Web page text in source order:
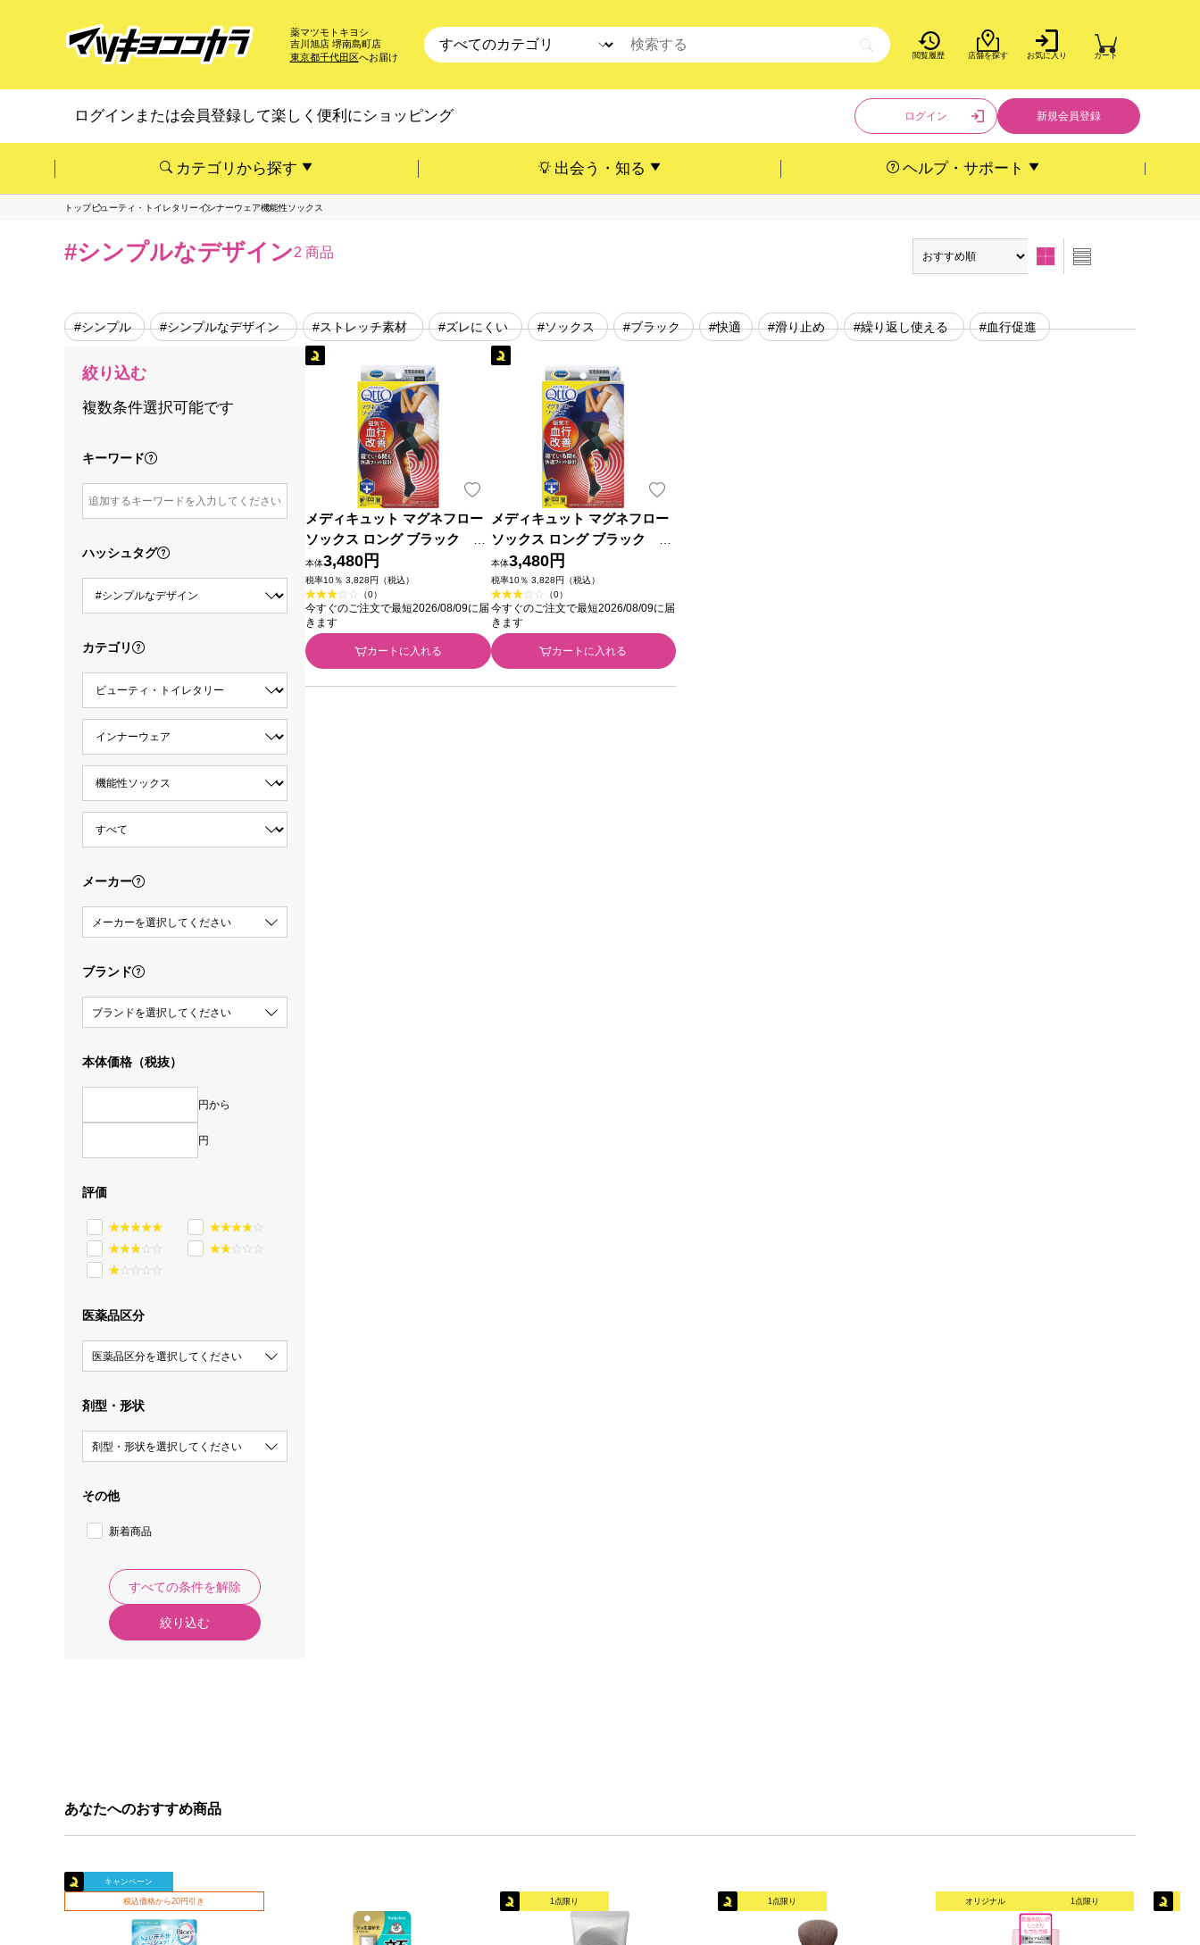
薬マツモトキヨシ
吉川旭店 堺南島町店
東京都千代田区へお届け 閲覧履歴 店舗を探す お気に入り カート
ログインまたは会員登録して楽しく便利にショッピング ログイン 新規会員登録
カテゴリから探す 出会う・知る ヘルプ・サポート
トップビューティ・トイレタリーインナーウェア機能性ソックス
#シンプルなデザイン2 商品
#シンプル #シンプルなデザイン #ストレッチ素材 #ズレにくい #ソックス #ブラック #快適 #滑り止め #繰り返し使える #血行促進
絞り込む
複数条件選択可能です
キーワード
ハッシュタグ
カテゴリ
メーカー
メーカーを選択してください
ブランド
ブランドを選択してください
本体価格（税抜）
円から
円
評価
医薬品区分
医薬品区分を選択してください
剤型・形状
剤型・形状を選択してください
その他
新着商品
すべての条件を解除
絞り込む
メディキュット マグネフロー
ソックス ロング ブラック Ｍ
－Ｌ レキットベンキーザー・
ジャパン
本体3,480円
税率10％ 3,828円（税込）
（0）
今すぐのご注文で最短2026/08/09に届
きます
カートに入れる
メディキュット マグネフロー
ソックス ロング ブラック Ｌ
－ＬＬ レキットベンキーザ
ー・ジャパン
本体3,480円
税率10％ 3,828円（税込）
（0）
今すぐのご注文で最短2026/08/09に届
きます
カートに入れる
あなたへのおすすめ商品
キャンペーン
税込価格から20円引き 1点限り 1点限り オリジナル 1点限り